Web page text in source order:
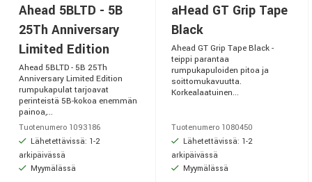
Ahead 5BLTD - 5B
25Th Anniversary
Limited Edition
Ahead 5BLTD - 5B 25Th
Anniversary Limited Edition
rumpukapulat tarjoavat
perinteistä 5B-kokoa enemmän
painoa,...
Tuotenumero 1093186
Lähetettävissä: 1-2
arkipäivässä
Myymälässä
aHead GT Grip Tape
Black
Ahead GT Grip Tape Black -
teippi parantaa
rumpukapuloiden pitoa ja
soittomukavuutta.
Korkealaatuinen...
Tuotenumero 1080450
Lähetettävissä: 1-2
arkipäivässä
Myymälässä